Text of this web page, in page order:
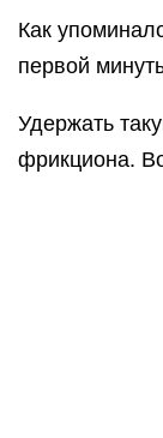
Как
первой
Удержать
фрикциона.